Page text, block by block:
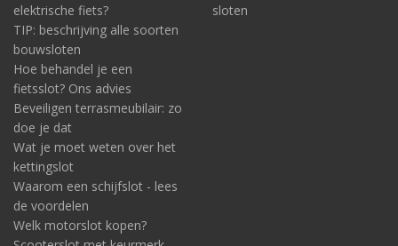
elektrische fiets?
TIP: beschrijving alle soorten
bouwsloten
Hoe behandel je een
fietsslot? Ons advies
Beveiligen terrasmeubilair: zo
doe je dat
Wat je moet weten over het
kettingslot
Waarom een schijfslot - lees
de voordelen
Welk motorslot kopen?
sloten